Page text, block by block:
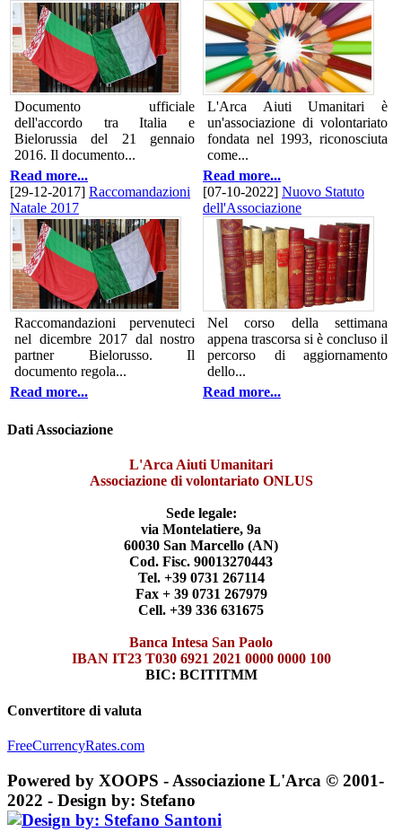
Documento ufficiale
dell'accordo tra Italia e
Bielorussia del 21 gennaio
2016. Il documento...
Read more...
[29-12-2017] Raccomandazioni
Natale 2017
Raccomandazioni pervenuteci
nel dicembre 2017 dal nostro
partner Bielorusso. Il
documento regola...
Read more...
L'Arca Aiuti Umanitari è
un'associazione di volontariato
fondata nel 1993, riconosciuta
come...
Read more...
[07-10-2022] Nuovo Statuto
dell'Associazione
Nel corso della settimana
appena trascorsa si è concluso il
percorso di aggiornamento
dello...
Read more...
Dati Associazione
L'Arca Aiuti Umanitari
Associazione di volontariato ONLUS
Sede legale:
via Montelatiere, 9a
60030 San Marcello (AN)
Cod. Fisc. 90013270443
Tel. +39 0731 267114
Fax + 39 0731 267979
Cell. +39 336 631675
Banca Intesa San Paolo
IBAN IT23 T030 6921 2021 0000 0000 100
BIC: BCITITMM
Convertitore di valuta
FreeCurrencyRates.com
Powered by XOOPS - Associazione L'Arca © 2001-
2022 - Design by: Stefano